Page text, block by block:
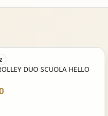
DUO SCUOLA HELLO